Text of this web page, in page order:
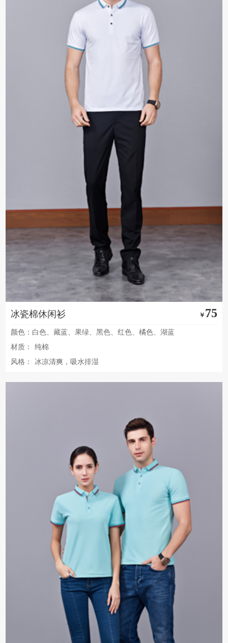
冰瓷棉休闲衫 ￥ 75
颜色：白色、藏蓝、果绿、黑色、红色、橘色、湖蓝
材质：
纯棉
风格：
冰凉清爽，吸水排湿